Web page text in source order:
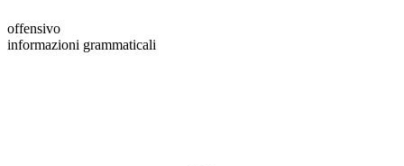
offensivo
informazioni grammaticali